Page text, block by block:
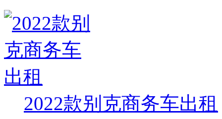
2022款别克商务车出租